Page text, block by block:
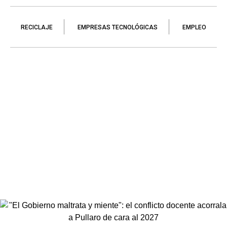
RECICLAJE EMPRESAS TECNOLÓGICAS EMPLEO